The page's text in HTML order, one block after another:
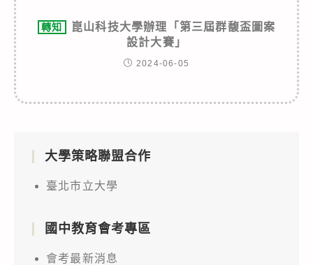
轉知
崑山科技大學辦理「第三屆群馥盃圖案
設計大賽」
2024-06-05
大學策略聯盟合作
臺北市立大學
國中教育會考專區
會考最新消息